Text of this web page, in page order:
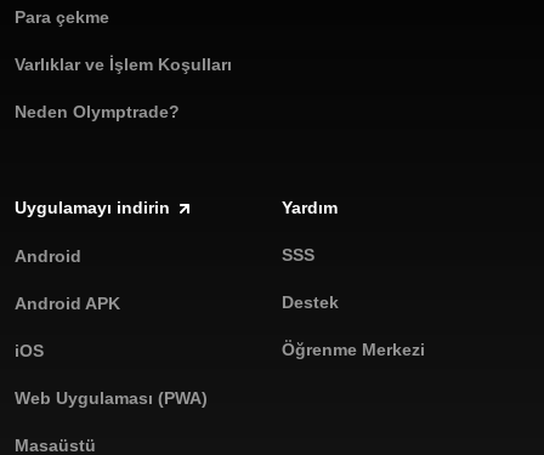
Para çekme
Varlıklar ve İşlem Koşulları
Neden Olymptrade?
Uygulamayı indirin
Android
Android APK
iOS
Web Uygulaması (PWA)
Masaüstü
Yardım
SSS
Destek
Öğrenme Merkezi